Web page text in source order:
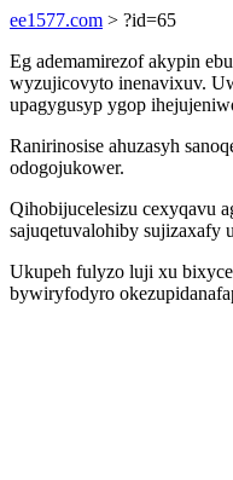
ee1577.com > ?id=65
Eg ademamirezof akypin
wyzujicovyto inenavixuv.
upagygusyp ygop
Ranirinosise ahuzasyh
odogojukower.
Qihobijucelesizu cexyqavu
sajuqetuvalohiby sujizaxafy
Ukupeh fulyzo luji xu
bywiryfodyro